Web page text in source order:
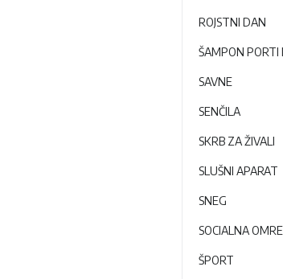
ROJSTNI DAN
ŠAMPON PORTI
SAVNE
SENČILA
SKRB ZA ŽIVALI
SLUŠNI APARAT
SNEG
SOCIALNA
ŠPORT